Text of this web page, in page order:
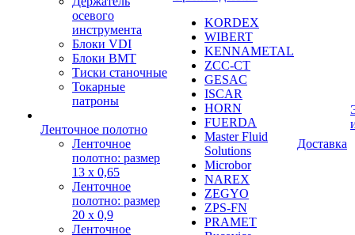
осевого
инструмента
Блоки VDI
Блоки BMT
Тиски станочные
Токарные
патроны
Ленточное полотно
Ленточное
полотно: размер
13 х 0,65
Ленточное
полотно: размер
20 х 0,9
Ленточное
KORDEX
WIBERT
KENNAMETAL
ZCC-CT
GESAC
ISCAR
HORN
FUERDA
Master Fluid
Solutions
Microbor
NAREX
ZEGYO
ZPS-FN
PRAMET
Доставка